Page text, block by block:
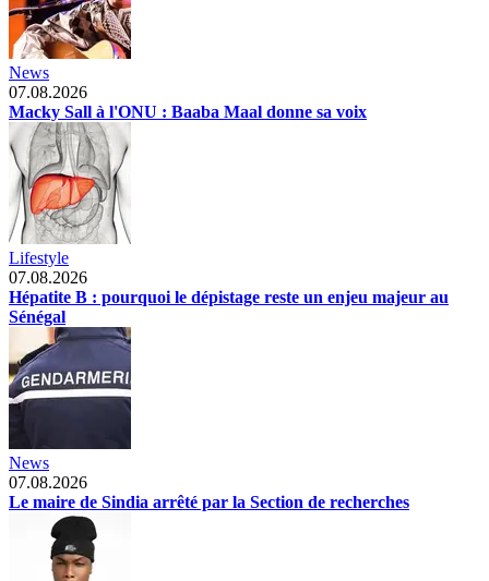
News
07.08.2026
Macky Sall à l'ONU : Baaba Maal donne sa voix
Lifestyle
07.08.2026
Hépatite B : pourquoi le dépistage reste un enjeu majeur au
Sénégal
News
07.08.2026
Le maire de Sindia arrêté par la Section de recherches